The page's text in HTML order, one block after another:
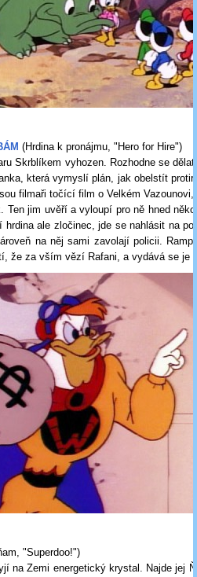
(Hrdina k pronájmu, "Hero for Hire")
Skrblíkem vyhozen. Rozhodne se
která vymyslí plán, jak obelstít
filmaři točící film o Velkém
Ten jim uvěří a vyloupí pro ně hned
hrdina ale zločinec, jde se nahlásit na
na něj sami zavolají policii.
že za vším vězí Rafani, a vydává se je
"Superdoo!")
na Zemi energetický krystal. Najde jej